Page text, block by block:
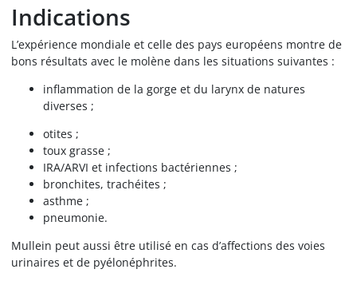
Indications
L’expérience mondiale et celle des pays européens montre de
bons résultats avec le molène dans les situations suivantes :
inflammation de la gorge et du larynx de natures
diverses ;
otites ;
toux grasse ;
IRA/ARVI et infections bactériennes ;
bronchites, trachéites ;
asthme ;
pneumonie.
Mullein peut aussi être utilisé en cas d’affections des voies
urinaires et de pyélonéphrites.